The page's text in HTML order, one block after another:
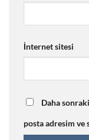
İnternet sitesi
Daha
posta adresim ve